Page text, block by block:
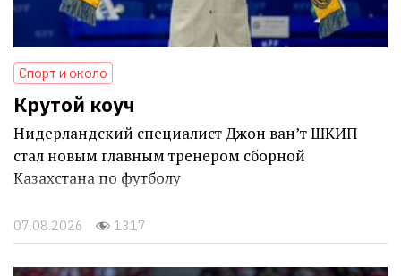
Спорт и около
Крутой коуч
Нидерландский специалист Джон ван’т ШКИП
стал новым главным тренером сборной
Казахстана по футболу
07.08.2026 1317